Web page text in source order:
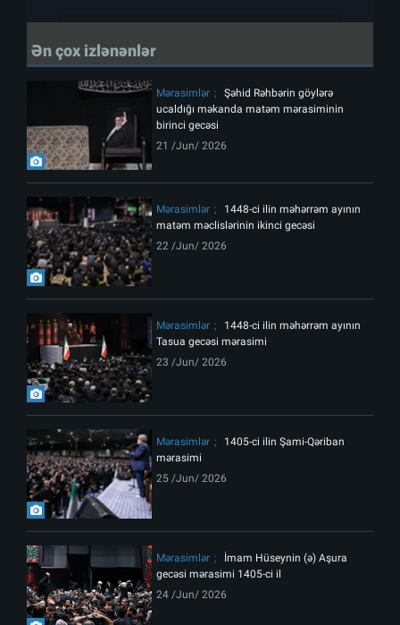
Ən çox izlənənlər
Mərasimlər
Şəhid Rəhbərin göylərə
ucaldığı məkanda matəm mərasiminin
birinci gecəsi
21 /Jun/ 2026
Mərasimlər
1448-ci ilin məhərrəm ayının
matəm məclislərinin ikinci gecəsi
22 /Jun/ 2026
Mərasimlər
1448-ci ilin məhərrəm ayının
Tasua gecəsi mərasimi
23 /Jun/ 2026
Mərasimlər
1405-ci ilin Şami-Qəriban
mərasimi
25 /Jun/ 2026
Mərasimlər
İmam Hüseynin (ə) Aşura
gecəsi mərasimi 1405-ci il
24 /Jun/ 2026